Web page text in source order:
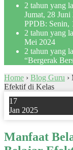
2 tahun yang
Jumat, 28
PPDB: Senin,
2 tahun yang
Mei 2024
2 tahun yang
“Bergerak
Home › Blog Guru ›
Efektif di Kelas
17
Jan 2025
Manfaat